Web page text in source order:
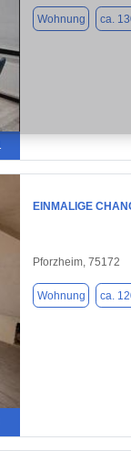
Wohnung ca.
EINMALIGE
Pforzheim, 75172
Wohnung ca.